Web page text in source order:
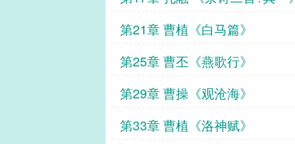
第21章 曹植《白马篇》
第25章 曹丕《燕歌行》
第29章 曹操《观沧海》
第33章 曹植《洛神赋》